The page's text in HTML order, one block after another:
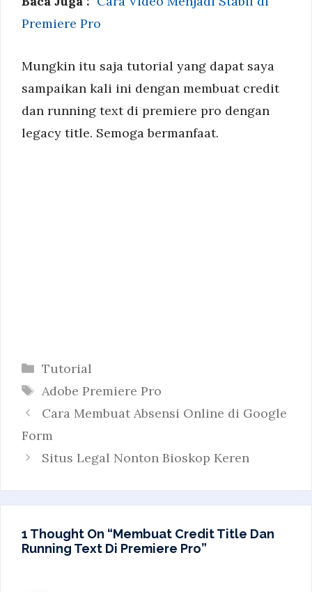
Premiere Pro
Mungkin itu saja tutorial yang dapat saya
sampaikan kali ini dengan membuat credit
dan running text di premiere pro dengan
legacy title. Semoga bermanfaat.
Categories
Tutorial
Tags
Adobe Premiere Pro
Cara Membuat Absensi Online di Google
Form
Situs Legal Nonton Bioskop Keren
1 Thought On “Membuat Credit Title Dan
Running Text Di Premiere Pro”